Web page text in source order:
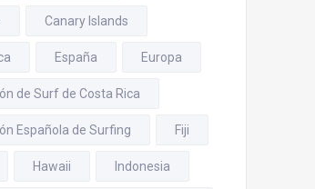
Canary Islands
España Europa
de Surf de Costa Rica
Española de Surfing Fiji
Hawaii Indonesia